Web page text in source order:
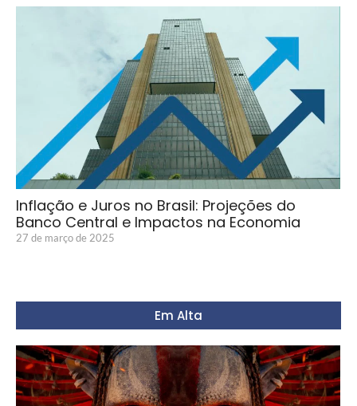
Inflação e Juros no Brasil: Projeções do
Banco Central e Impactos na Economia
27 de março de 2025
Em Alta